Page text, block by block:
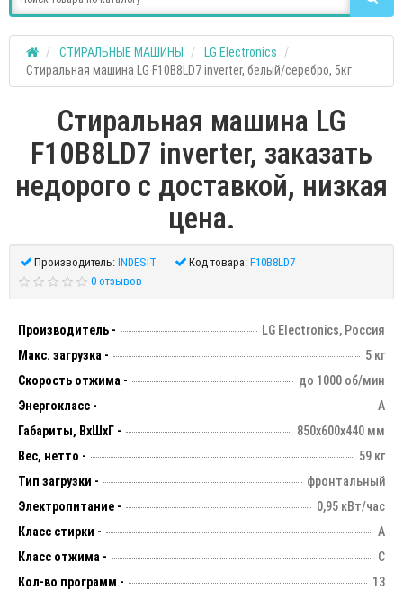
СТИРАЛЬНЫЕ МАШИНЫ
LG Electronics
Стиральная машина LG F10B8LD7 inverter, белый/серебро, 5кг
Стиральная машина LG
F10B8LD7 inverter, заказать
недорого с доставкой, низкая
цена.
Производитель: INDESIT Код товара: F10B8LD7
0 отзывов
Производитель -
LG Electronics, Россия
Макс. загрузка -
5 кг
Скорость отжима -
до 1000 об/мин
Энергокласс -
А
Габариты, ВхШхГ -
850х600х440 мм
Вес, нетто -
59 кг
Тип загрузки -
фронтальный
Электропитание -
0,95 кВт/час
Класс стирки -
А
Класс отжима -
C
Кол-во программ -
13